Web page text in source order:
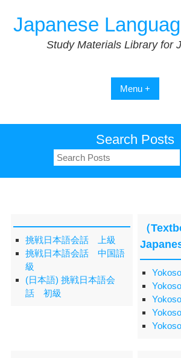
contentJapanese
Study Materials Library for
Menu +
Search Posts
Search
for:
挑戦日本語会話 上級
挑戦日本語会話 中国語
級
(日本語) 挑戦日本語会
話 初級
（